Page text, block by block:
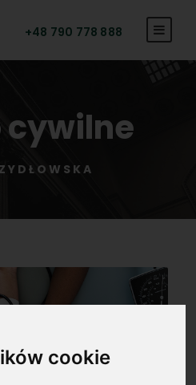
cookie
+48 790 778 888
cywilne